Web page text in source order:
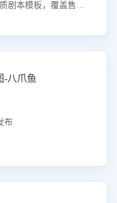
剧本模板，覆盖售前
客服训练
-八爪鱼
布